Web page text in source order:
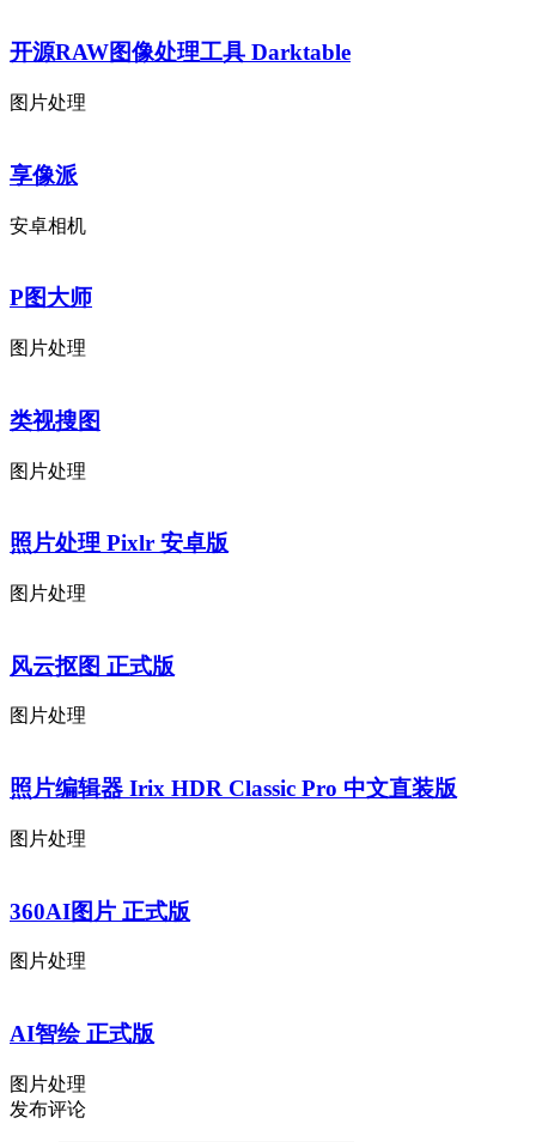
开源RAW图像处理工具 Darktable
图片处理
享像派
安卓相机
P图大师
图片处理
类视搜图
图片处理
照片处理 Pixlr 安卓版
图片处理
风云抠图 正式版
图片处理
照片编辑器 Irix HDR Classic Pro 中文直装版
图片处理
360AI图片 正式版
图片处理
AI智绘 正式版
图片处理
发布评论